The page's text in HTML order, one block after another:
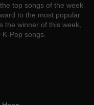
top songs of the week
to the most popular
the winner of this week,
Pop songs.